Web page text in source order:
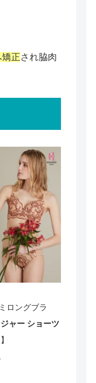
正され脇肉
ロングブラ
ャー ショーツ